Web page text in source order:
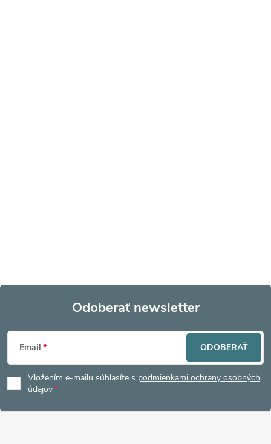
Z
á
p
Odoberať newsletter
Email
Vložením e-mailu súhlasíte s podmienkami ochrany osobných
údajov
ODOBERAŤ